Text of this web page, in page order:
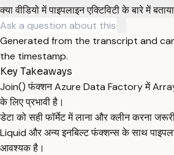
क्या वीडियो में पाइपलाइन एक्टिविटी के बारे में
Generated from the transcript and
the timestamp.
Key Takeaways
Join() फंक्शन Azure Data Factory में
के लिए प्रभावी है।
डेटा को सही फॉर्मेट में लाना और क्लीन करना
Liquid और अन्य इनबिल्ट फंक्शन्स के साथ
आवश्यक है।